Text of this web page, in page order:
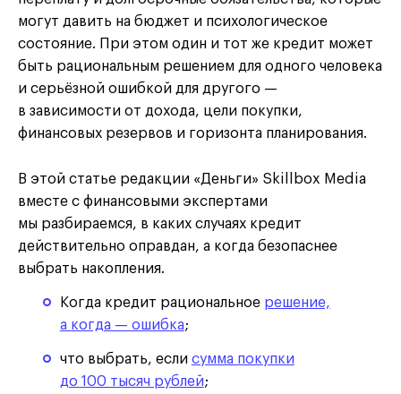
могут давить на бюджет и психологическое
состояние. При этом один и тот же кредит может
быть рациональным решением для одного человека
и серьёзной ошибкой для другого —
в зависимости от дохода, цели покупки,
финансовых резервов и горизонта планирования.
В этой статье редакции «Деньги» Skillbox Media
вместе с финансовыми экспертами
мы разбираемся, в каких случаях кредит
действительно оправдан, а когда безопаснее
выбрать накопления.
Когда кредит рациональное решение,
а когда — ошибка;
что выбрать, если сумма покупки
до 100 тысяч рублей;